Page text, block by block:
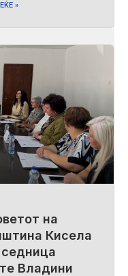
»
на
Кисела
Владини